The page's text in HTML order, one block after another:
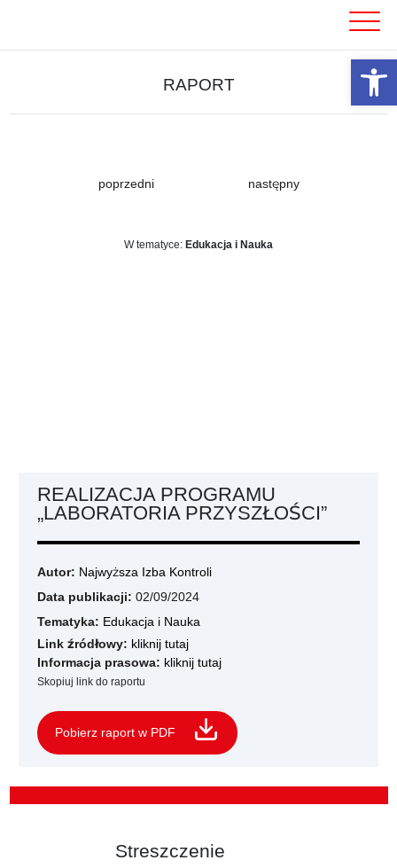
RAPORT
poprzedni następny
W tematyce: Edukacja i Nauka
REALIZACJA PROGRAMU
„LABORATORIA PRZYSZŁOŚCI”
Autor: Najwyższa Izba Kontroli
Data publikacji: 02/09/2024
Tematyka: Edukacja i Nauka
Link źródłowy: kliknij tutaj
Informacja prasowa: kliknij tutaj
Skopiuj link do raportu
Pobierz raport w PDF
Streszczenie